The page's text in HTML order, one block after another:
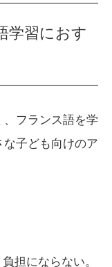
学習におす
フランス語を学
子ども向けのア
担にならない。